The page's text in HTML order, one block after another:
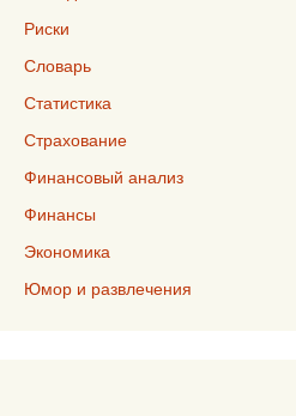
Риски
Словарь
Статистика
Страхование
Финансовый анализ
Финансы
Экономика
Юмор и развлечения